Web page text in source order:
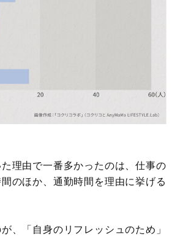
理由で一番多かったのは、仕事の
のほか、通勤時間を理由に挙げる
、「自身のリフレッシュのため」